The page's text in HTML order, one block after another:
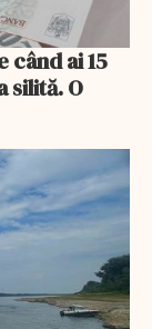
când ai 15
silită. O